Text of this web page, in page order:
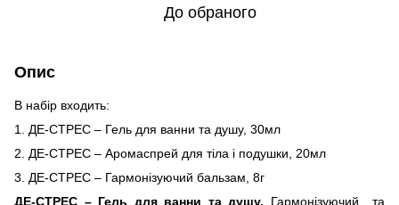
До обраного
Опис
В набір входить:
1. ДЕ-СТРЕС – Гель для ванни та душу, 30мл
2. ДЕ-СТРЕС – Аромаспрей для тіла і подушки, 20мл
3. ДЕ-СТРЕС – Гармонізуючий бальзам, 8г
ДЕ-СТРЕС – Гель для ванни та душу. Гармонізуючий та